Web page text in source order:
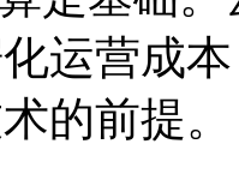
运营成
的前提。